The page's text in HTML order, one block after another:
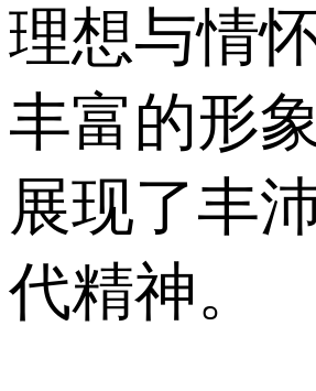
理想与情
丰富的形
展现了丰
代精神。